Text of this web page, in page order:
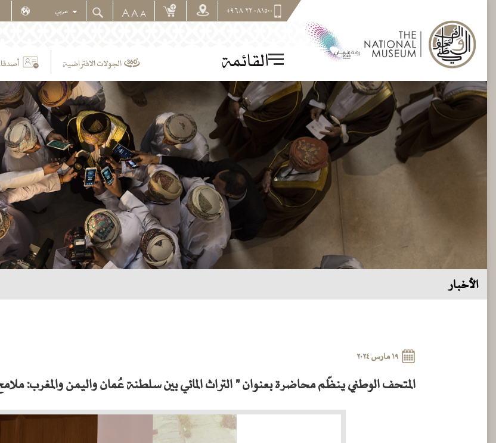
٠٨١٥٠٠ ٢٢ ٩٦٨+ A
A
A
القائمة الجولات الافتراضية
الأخبار
١٩ مارس ٢٠٢٤
المتحف الوطني ينظّم محاضرة بعنوان " التراث المائي بين سلطنة عُمان واليمن والمغرب: